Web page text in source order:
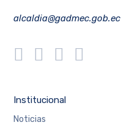
alcaldia@gadmec.gob.ec
Institucional
Noticias